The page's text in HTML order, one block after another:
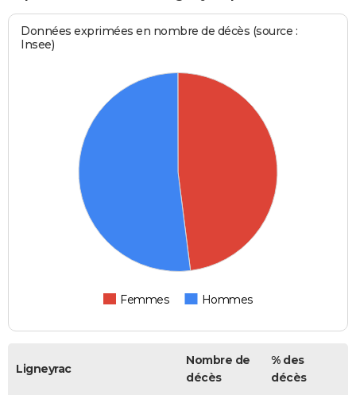
Données exprimées en nombre de décès (source :
Insee)
Femmes Hommes
Ligneyrac
Nombre de
décès
% des
décès